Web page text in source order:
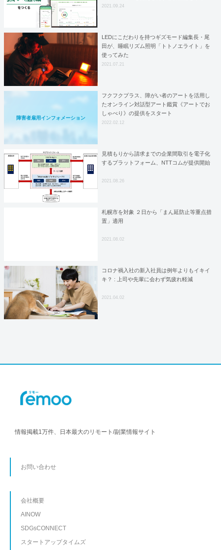
ス
2021.09.24
LEDにこだわりを持つギズモード編集長・尾
田が、睡眠リズム照明「トトノエライト」を
使ってみた
2021.07.21
障害者雇用インフォメーション
フクフクプラス、障がい者のアートを活用し
たオンライン対話型アート鑑賞《アートでお
しゃべり》の提供をスタート
2022.02.12
見積もりから請求までの企業間取引を電子化
するプラットフォーム、NTTコムが提供開始
2021.08.26
札幌市を対象 ２日から「まん延防止等重点措
置」適用
2021.08.02
コロナ禍入社の新入社員は例年よりもイキイ
キ？ : 上司や先輩に会わず気疲れ軽減
2021.04.02
情報掲載1万件、日本最大のリモート/副業情報サイト
お問い合わせ
会社概要
AINOW
SDGsCONNECT
スタートアップタイムズ